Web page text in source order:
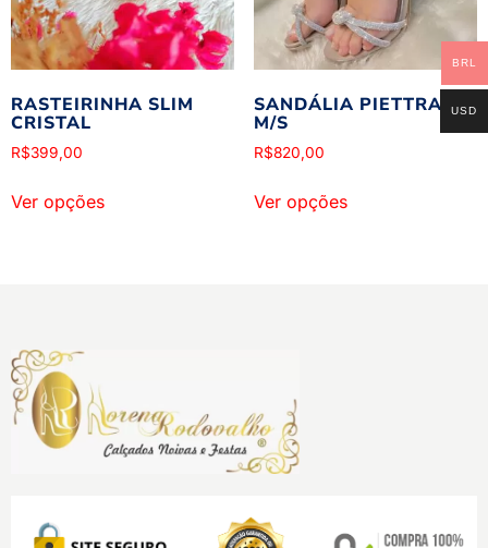
RASTEIRINHA SLIM
CRISTAL
R$399,00
Ver opções
SANDÁLIA PIETTRA
M/S
R$820,00
Ver opções
BRL
USD